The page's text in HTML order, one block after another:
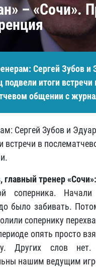
– «Сочи».
Сергей Зубов и
подвели итоги встречи
общении с
Сергей Зубов и
встречи в
главный тренер «Сочи»:
соперника. Начали
было забивать.
сопернику
опять просто
Других слов нет.
нашим ведущим